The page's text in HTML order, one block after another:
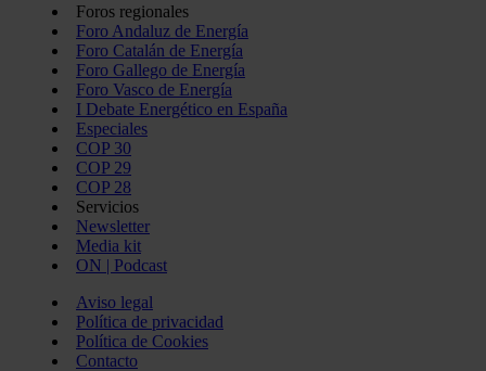
Foros regionales
Foro Andaluz de Energía
Foro Catalán de Energía
Foro Gallego de Energía
Foro Vasco de Energía
I Debate Energético en España
Especiales
COP 30
COP 29
COP 28
Servicios
Newsletter
Media kit
ON | Podcast
Aviso legal
Política de privacidad
Política de Cookies
Contacto